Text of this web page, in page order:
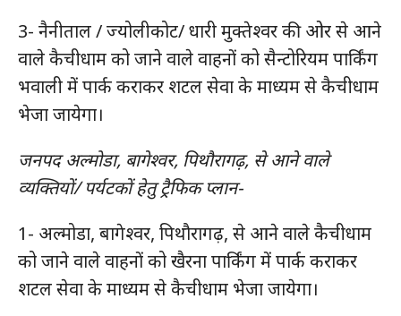
3- नैनीताल / ज्योलीकोट/ धारी मुक्तेश्वर की ओर से आने
वाले कैचीधाम को जाने वाले वाहनों को सैन्टोरियम पार्किंग
भवाली में पार्क कराकर शटल सेवा के माध्यम से कैचीधाम
भेजा जायेगा।
जनपद अल्मोडा, बागेश्वर, पिथौरागढ़, से आने वाले
व्यक्तियों/ पर्यटकों हेतु ट्रैफिक प्लान-
1- अल्मोडा, बागेश्वर, पिथौरागढ़, से आने वाले कैचीधाम
को जाने वाले वाहनों को खैरना पार्किंग में पार्क कराकर
शटल सेवा के माध्यम से कैचीधाम भेजा जायेगा।